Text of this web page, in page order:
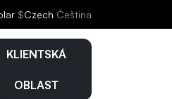
$Czech Čeština
KLIENTSKÁ
OBLAST